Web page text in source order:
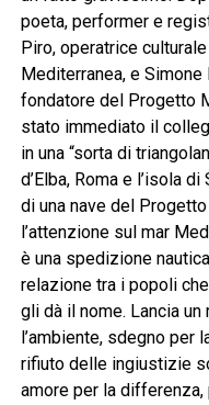
poeta, performer e
Piro, operatrice
Mediterranea, e
fondatore del Progetto
stato immediato il
in una “sorta di
d’Elba, Roma e l’isola
di una nave del
l’attenzione sul mar
è una spedizione
relazione tra i popoli
gli dà il nome. Lancia
l’ambiente, sdegno per
rifiuto delle ingiustizie
amore per la